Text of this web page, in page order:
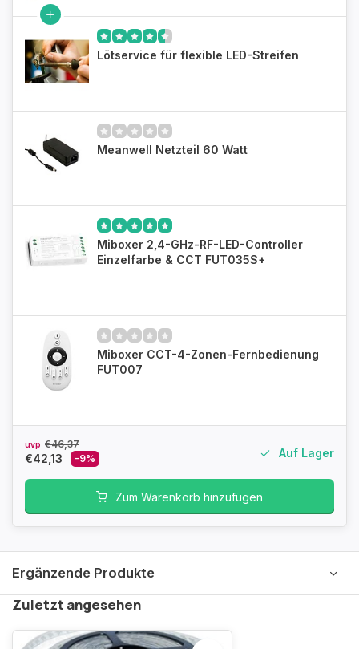
Lötservice für flexible LED-Streifen
Meanwell Netzteil 60 Watt
Miboxer 2,4-GHz-RF-LED-Controller
Einzelfarbe & CCT FUT035S+
Miboxer CCT-4-Zonen-Fernbedienung
FUT007
uvp €46,37
€42,13 -9% Auf Lager
Zum Warenkorb hinzufügen
Ergänzende Produkte
Zuletzt angesehen